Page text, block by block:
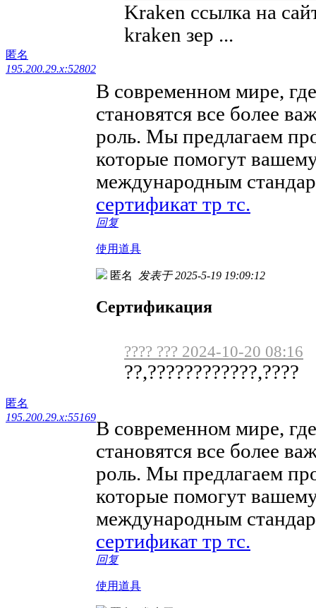
匿名
195.200.29.x:52802
Kraken ссылка на
kraken зер ...
В современном мире,
становятся все более
роль. Мы предлагаем
которые помогут
международным
сертификат тр тс.
回复
使用道具
匿名
195.200.29.x:55169
匿名 发表于 2025-5-19 19:09:12
Сертификация
???? ??? 2024-10-20 08:16
??,????????????,????
В современном мире,
становятся все более
роль. Мы предлагаем
которые помогут
международным
сертификат тр тс.
回复
使用道具